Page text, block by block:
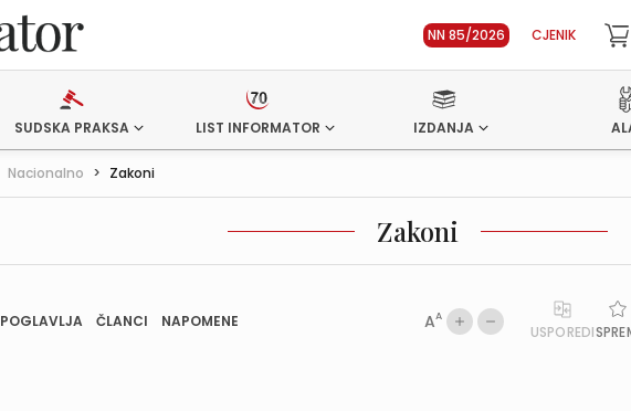
NN 85/2026 CJENIK
SUDSKA PRAKSA LIST INFORMATOR IZDANJA
Nacionalno > Zakoni
Zakoni
POGLAVLJA ČLANCI NAPOMENE AA
USPOREDI